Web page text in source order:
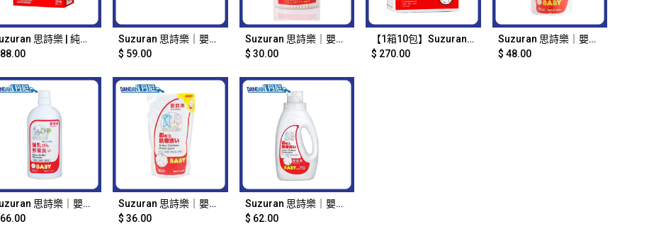
Add to CartSuzuran 思詩樂 | 純水潔淨濕棉 濕紙巾| 3盒優惠價 | 每盒30包 每包2片| 877
88.00
Add to Cart Suzuran 思詩樂｜嬰兒專用純棉巾｜80片｜16837
$ 59.00
Add to Cart Suzuran 思詩樂｜嬰兒棉花棒｜200支｜882
$ 30.00
Add to Cart
【1箱10包】Suzuran 思詩樂 - 嬰兒專用抗菌清潔棉(140片)｜879
$ 270.00
Add to Cart Suzuran 思詩樂｜嬰兒奶瓶蔬果洗潔液｜補充裝｜700ml｜870
$ 48.00
Add to Cart Suzuran 思詩樂｜嬰兒奶瓶蔬果洗潔液｜800ml｜869
66.00
Add to Cart Suzuran 思詩樂｜嬰兒衣物洗衣液｜補充裝｜｜800ml｜868
$36.00
Add to Cart Suzuran 思詩樂｜嬰兒衣物洗衣液｜1L｜867
$ 62.00